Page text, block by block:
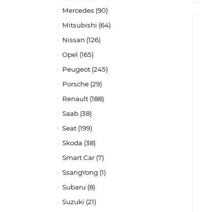
Mercedes (90)
Mitsubishi (64)
Nissan (126)
Opel (165)
Peugeot (245)
Porsche (29)
Renault (188)
Saab (38)
Seat (199)
Skoda (38)
Smart Car (7)
SsangYong (1)
Subaru (8)
Suzuki (21)